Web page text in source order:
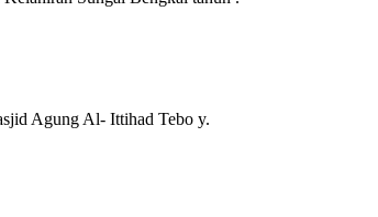
Agung Al- Ittihad Tebo y.